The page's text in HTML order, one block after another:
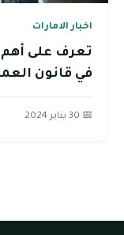
اخبار الامارات
تعرف على أهم
في قانون
📅 30 يناير 2024